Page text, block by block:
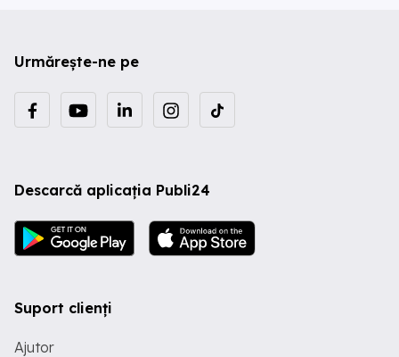
Urmărește-ne pe
Descarcă aplicația Publi24
Suport clienți
Ajutor